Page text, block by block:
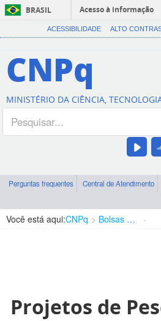
BRASIL
Acesso à informação
ACESSIBILIDADE ALTO
CNPq
MINISTÉRIO DA CIÊNCIA,
Perguntas frequentes Central de Atendimento
Você está aqui:CNPq Bolsas e Auxílios Vigentes
Projetos de